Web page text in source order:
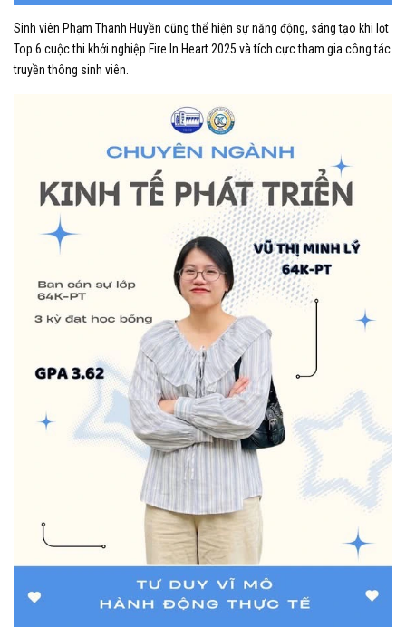
Sinh viên Phạm Thanh Huyền cũng thể hiện sự năng động, sáng tạo khi lọt
Top 6 cuộc thi khởi nghiệp Fire In Heart 2025 và tích cực tham gia công tác
truyền thông sinh viên.